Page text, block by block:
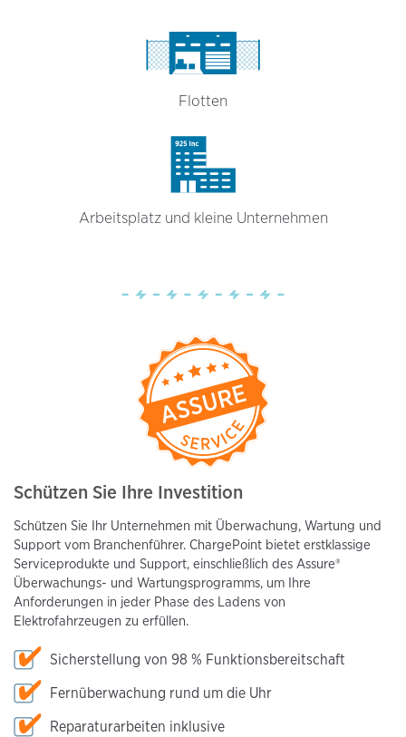
Flotten
Arbeitsplatz und kleine Unternehmen
Schützen Sie Ihre Investition
Schützen Sie Ihr Unternehmen mit Überwachung, Wartung und
Support vom Branchenführer. ChargePoint bietet erstklassige
Serviceprodukte und Support, einschließlich des Assure®
Überwachungs- und Wartungsprogramms, um Ihre
Anforderungen in jeder Phase des Ladens von
Elektrofahrzeugen zu erfüllen.
Sicherstellung von 98 % Funktionsbereitschaft
Fernüberwachung rund um die Uhr
Reparaturarbeiten inklusive